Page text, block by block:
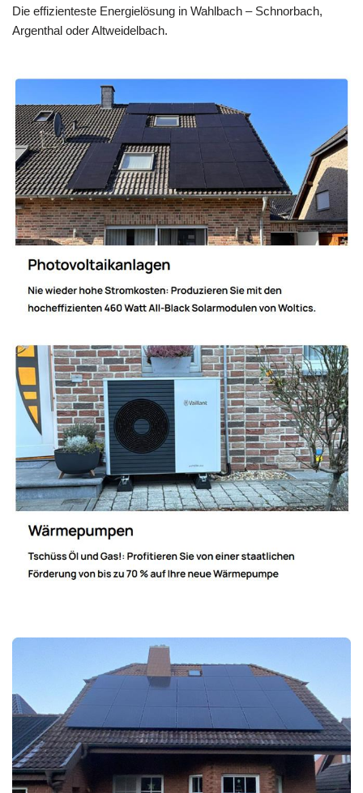
Die effizienteste Energielösung in Wahlbach – Schnorbach,
Argenthal oder Altweidelbach.